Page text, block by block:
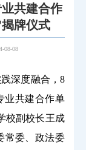
共建合作
牌仪式
08-08
深度融合，8
业共建合作单
校副校长王成
常委、政法委